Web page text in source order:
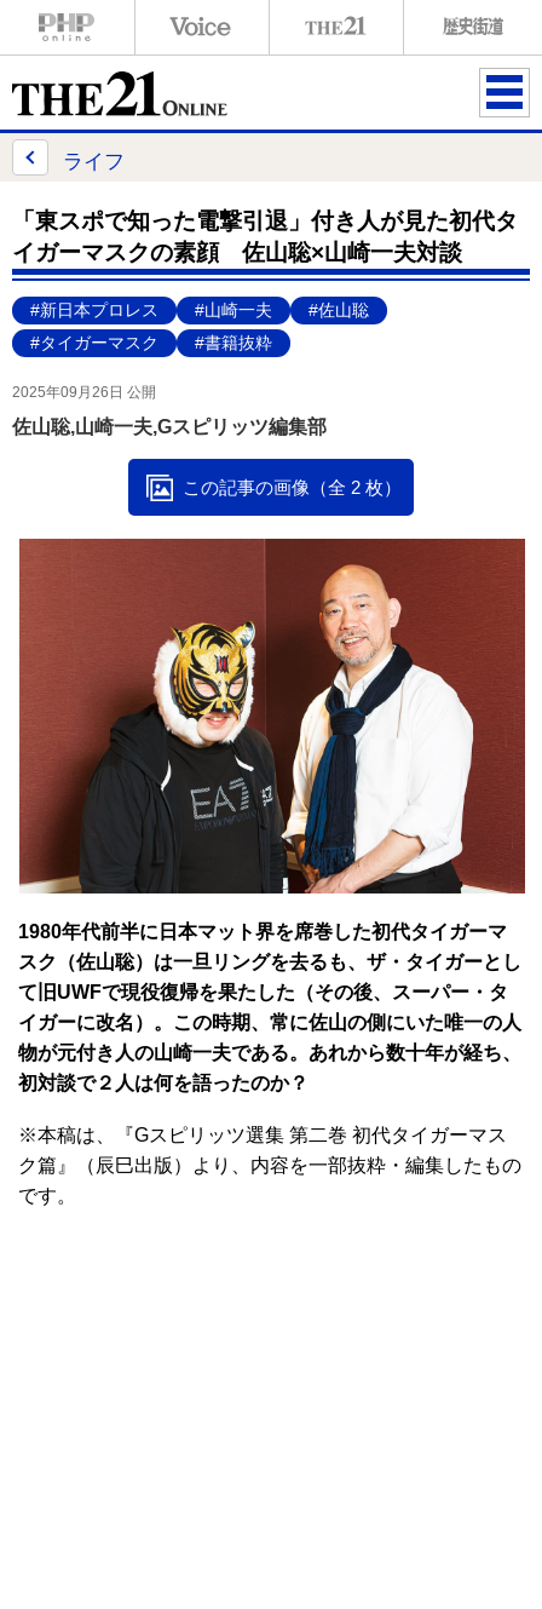
ME
ライフ
「東スポで知った電撃引退」付き人が見た初代タ
イガーマスクの素顔 佐山聡×山崎一夫対談
#新日本プロレス #山崎一夫
#佐山聡
#タイガーマスク
#書籍抜粋
2025年09月26日 公開
佐山聡,山崎一夫,Gスピリッツ編集部
この記事の画像（全 2 枚）
1980年代前半に日本マット界を席巻した初代タイガーマ
スク（佐山聡）は一旦リングを去るも、ザ・タイガーとし
て旧UWFで現役復帰を果たした（その後、スーパー・タ
イガーに改名）。この時期、常に佐山の側にいた唯一の人
物が元付き人の山崎一夫である。あれから数十年が経ち、
初対談で２人は何を語ったのか？
※本稿は、『Gスピリッツ選集 第二巻 初代タイガーマス
ク篇』（辰巳出版）より、内容を一部抜粋・編集したもの
です。